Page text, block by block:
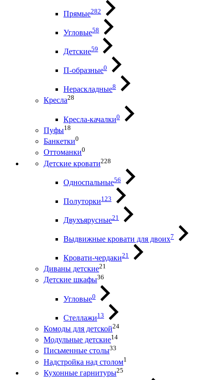
Прямые282
Угловые58
Детские59
П-образные0
Нераскладные8
Кресла28
Кресла-качалки0
Пуфы18
Банкетки0
Оттоманки0
Детские кровати228
Односпальные56
Полуторки123
Двухъярусные21
Выдвижные кровати для двоих7
Кровати-чердаки21
Диваны детские21
Детские шкафы36
Угловые0
Стеллажи13
Комоды для детской24
Модульные детские14
Письменные столы33
Надстройка над столом1
Кухонные гарнитуры25